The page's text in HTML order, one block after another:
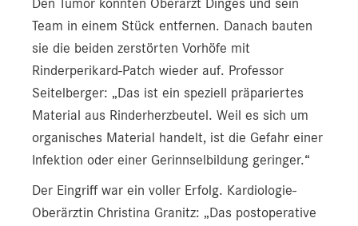
Den Tumor konnten Oberarzt Dinges und sein
Team in einem Stück entfernen. Danach bauten
sie die beiden zerstörten Vorhöfe mit
Rinderperikard-Patch wieder auf. Professor
Seitelberger: „Das ist ein speziell präpariertes
Material aus Rinderherzbeutel. Weil es sich um
organisches Material handelt, ist die Gefahr einer
Infektion oder einer Gerinnselbildung geringer.“
Der Eingriff war ein voller Erfolg. Kardiologie-
Oberärztin Christina Granitz: „Das postoperative